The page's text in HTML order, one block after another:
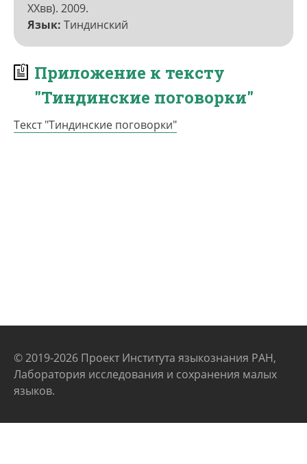
XXвв). 2009.
Язык Тиндинский
Приложение к тексту
"Тиндинские поговорки"
Текст "Тиндинские поговорки"
© 2019-2026 Проект Института языкознания РАН,
Лаборатория исследования и сохранения малых
языков.